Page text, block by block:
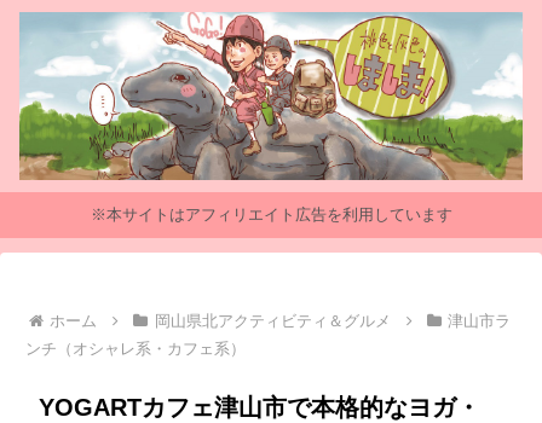
※本サイトはアフィリエイト広告を利用しています
ホーム 岡山県北アクティビティ＆グルメ
津山市ラ
ンチ（オシャレ系・カフェ系）
YOGARTカフェ津山市で本格的なヨガ・